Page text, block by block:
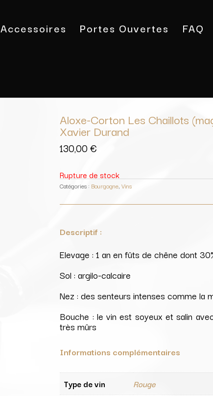
Accessoires Portes Ouvertes FAQ
Aloxe-Corton Les Chaillots
Xavier Durand
130,00€
Rupture de stock
Catégories : Bourgogne,Vins
Descriptif :
Elevage : 1 an en fûts de chêne dont
Sol : argilo-calcaire
Nez : des senteurs intenses comme la
Bouche : le vin est soyeux et salin
très mûrs
Informations complémentaires
Type de vin
Rouge